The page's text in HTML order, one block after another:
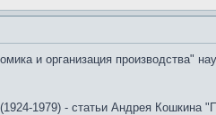
и организация производства"
1979) - статьи Андрея Кошкина